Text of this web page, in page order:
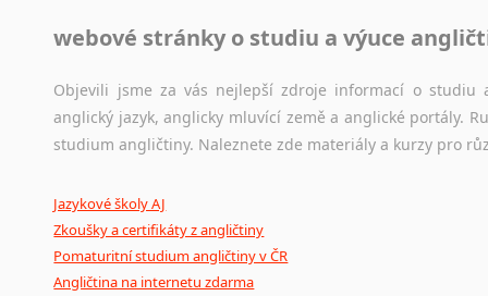
Jazykový korpus je elektronický soubor autentických
původního zdroje textu.
Ostatní pomůcky pro překladatele
poradny a pravidla
webové stránky o studiu a výuce
Objevili jsme za vás nejlepší zdroje informací o studiu
anglický jazyk, anglicky mluvící země a anglické portály.
studium angličtiny. Naleznete zde materiály a kurzy pro
Jazykové školy AJ
Zkoušky a certifikáty z angličtiny
Pomaturitní studium angličtiny v ČR
Angličtina na internetu zdarma